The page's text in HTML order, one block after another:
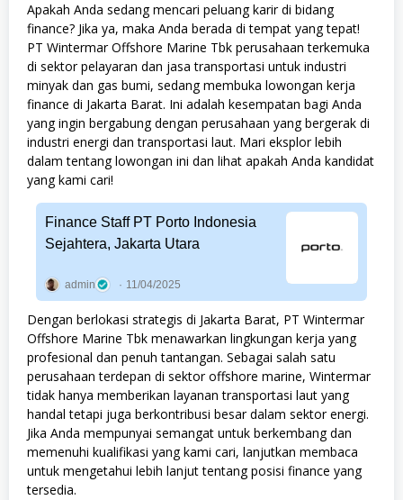
Apakah Anda sedang mencari peluang karir di bidang
finance? Jika ya, maka Anda berada di tempat yang tepat!
PT Wintermar Offshore Marine Tbk perusahaan terkemuka
di sektor pelayaran dan jasa transportasi untuk industri
minyak dan gas bumi, sedang membuka lowongan kerja
finance di Jakarta Barat. Ini adalah kesempatan bagi Anda
yang ingin bergabung dengan perusahaan yang bergerak di
industri energi dan transportasi laut. Mari eksplor lebih
dalam tentang lowongan ini dan lihat apakah Anda kandidat
yang kami cari!
Finance Staff PT Porto Indonesia
Sejahtera, Jakarta Utara
admin 11/04/2025
Dengan berlokasi strategis di Jakarta Barat, PT Wintermar
Offshore Marine Tbk menawarkan lingkungan kerja yang
profesional dan penuh tantangan. Sebagai salah satu
perusahaan terdepan di sektor offshore marine, Wintermar
tidak hanya memberikan layanan transportasi laut yang
handal tetapi juga berkontribusi besar dalam sektor energi.
Jika Anda mempunyai semangat untuk berkembang dan
memenuhi kualifikasi yang kami cari, lanjutkan membaca
untuk mengetahui lebih lanjut tentang posisi finance yang
tersedia.